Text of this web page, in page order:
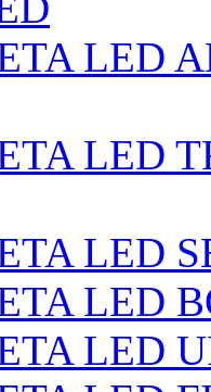
LED
LED
LED
LED
LED